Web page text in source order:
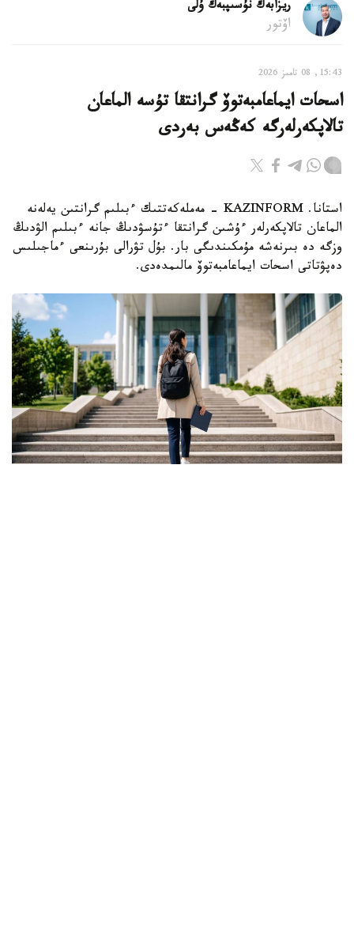
ريزابەك نۇسىپبەك ۇلى
اۆتور
15:43, 08 تامىز 2026
اسحات ايماعامبەتوۆ گرانتقا تۇسە الماعان
تالاپكەرلەرگە كەڭەس بەردى
استانا. KAZINFORM - مەملەكەتتىك ءبىلىم گرانتىن يەلەنە
الماعان تالاپكەرلەر ءۇشىن گرانتقا ءتۇسۋدىڭ جانە ءبىلىم الۋدىڭ
وزگە دە بىرنەشە مۇمكىندىگى بار. بۇل تۋرالى بۇرىنعى ءماجىلىس
دەپۋتاتى اسحات ايماعامبەتوۆ مالىمدەدى.